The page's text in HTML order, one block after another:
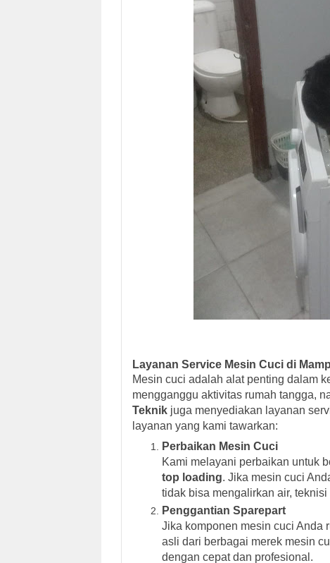
Layanan Service Mesin Cuci di
Mesin cuci adalah alat penting dalam
mengganggu aktivitas rumah tangga,
Teknik juga menyediakan layanan
layanan yang kami tawarkan:
Perbaikan Mesin Cuci
Kami melayani perbaikan untuk
top loading. Jika mesin cuci
tidak bisa mengalirkan air,
Penggantian Sparepart
Jika komponen mesin cuci Anda
asli dari berbagai merek mesin
dengan cepat dan profesional.